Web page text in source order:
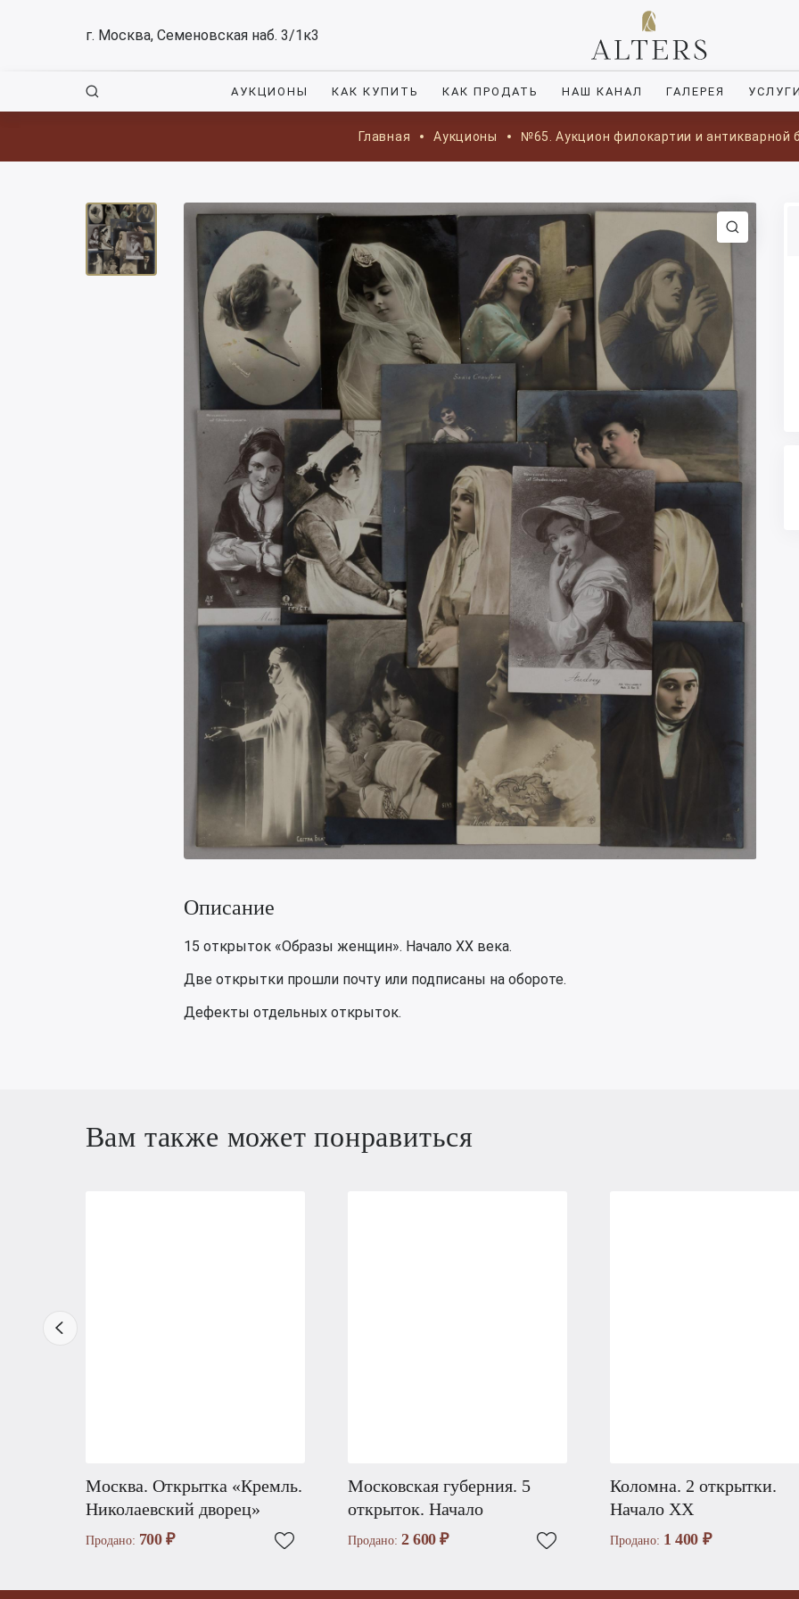
г. Москва, Семеновская наб. 3/1к3
АУКЦИОНЫ КАК КУПИТЬ КАК ПРОДАТЬ НАШ КАНАЛ ГАЛЕРЕЯ
Главная Аукционы №65. Аукцион филокартии и антикварной
Описание
15 открыток «Образы женщин». Начало XX века.
Две открытки прошли почту или подписаны на обороте.
Дефекты отдельных открыток.
Вам также может понравиться
Москва. Открытка «Кремль.
Николаевский дворец»
Продано: 700 ₽
Московская губерния. 5
открыток. Начало
Продано: 2 600 ₽
Коломна. 2 открытки.
Начало XX
Продано: 1 400 ₽